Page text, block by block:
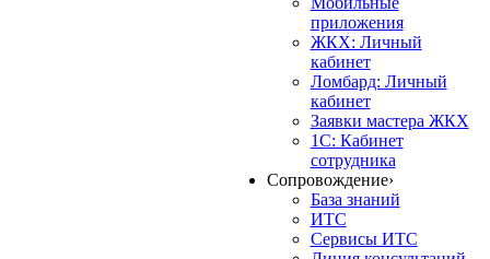
приложения
ЖКХ: Личный
кабинет
Ломбард: Личный
кабинет
Заявки мастера ЖКХ
1С: Кабинет
сотрудника
Сопровождение›
База знаний
ИТС
Сервисы ИТС